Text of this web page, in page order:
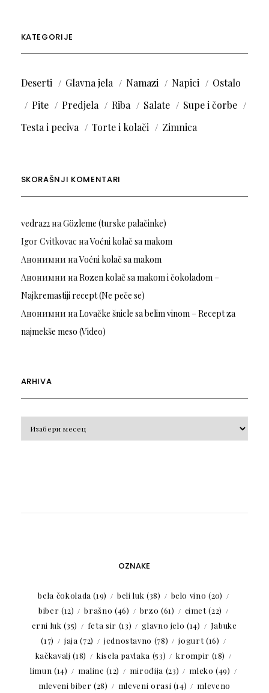
KATEGORIJE
Deserti Glavna jela Namazi Napici
Ostalo
Pite
Predjela Riba Salate
Supe i čorbe
Testa i peciva
Torte i kolači Zimnica
SKORAŠNJI KOMENTARI
vedra22наGözleme (turske palačinke)
Igor Cvitkovac наVoćni kolač sa makom
Анонимни наVoćni kolač sa makom
Анонимни наRozen kolač sa makom i čokoladom –
Najkremastiji recept (Ne peče se)
Анонимни наLovačke šnicle sa belim vinom – Recept za
najmekše meso (Video)
ARHIVA
OZNAKE
bela čokolada (19) beli luk (38) belo vino (20)
biber (12) brašno (46) brzo (61) cimet(22)
crni luk (35) feta sir (13) glavno jelo (14)
Jabuke
(17)
jaja (72) jednostavno (78) jogurt(16)
kačkavalj (18) kisela pavlaka (53) krompir (18)
limun (14) maline (12) mirođija (23) mleko (49)
mleveni biber (28) mleveni orasi (14) mleveno